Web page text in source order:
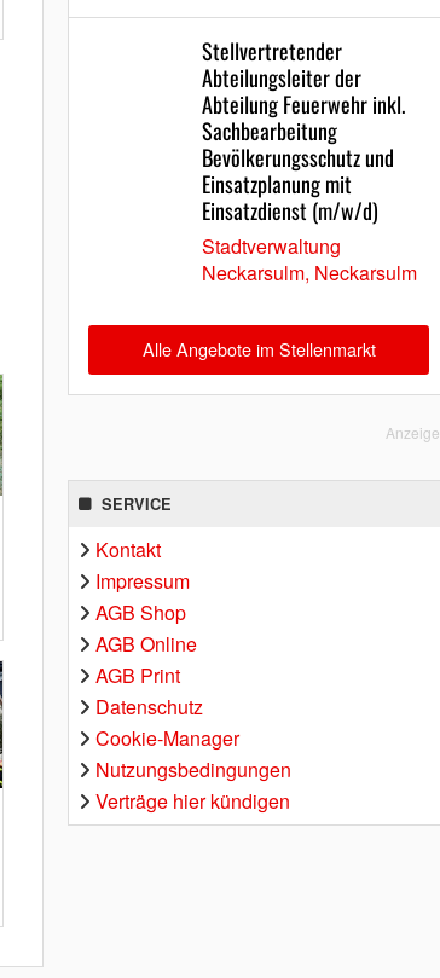
Stellvertretender
Abteilungsleiter der
Abteilung Feuerwehr inkl.
Sachbearbeitung
Bevölkerungsschutz und
Einsatzplanung mit
Einsatzdienst (m/w/d)
Stadtverwaltung
Neckarsulm, Neckarsulm
Alle Angebote im Stellenmarkt
Anzeige
SERVICE
Kontakt
Impressum
AGB Shop
AGB Online
AGB Print
Datenschutz
Cookie-Manager
Nutzungsbedingungen
Verträge hier kündigen